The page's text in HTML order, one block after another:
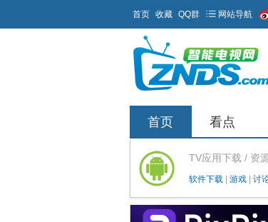
首页 收藏 QQ群 网站导航
首页 看点
TV应用下载 / 资
软件下载 游戏 讨